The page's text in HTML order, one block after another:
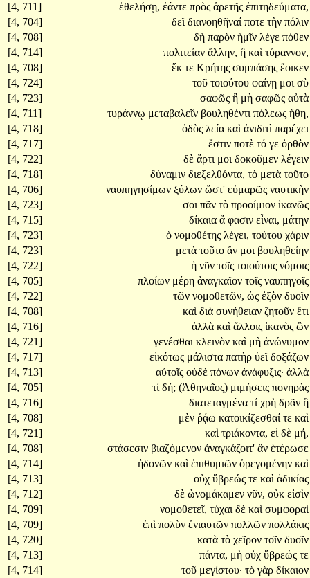
[4, 711]
ἐθελήσῃ, ἐάντε πρὸς ἀρετῆς ἐπιτηδεύματα,
[4, 704]
δεῖδιανοηθῆναί ποτε τὴν πόλιν
[4, 708]
δὴ παρὸν ἡμῖν λέγε πόθεν
[4, 714]
πολιτείαν ἄλλην, ἢ καὶ τύραννον,
[4, 708]
ἔκ τε Κρήτης συμπάσης ἔοικεν
[4, 724]
τοῦ τοιούτου φαίνῃ μοι σὺ
[4, 723]
σαφῶς ἢ μὴ σαφῶς αὐτὰ
[4, 711]
τυράννῳ μεταβαλεῖν βουληθέντι πόλεως ἤθη,
[4, 718]
ὁδὸς λεία καὶ ἀνιδιτὶ παρέχει
[4, 717]
ἔστιν ποτὲ τό γε ὀρθὸν
[4, 722]
δὲ ἄρτι μοι δοκοῦμεν λέγειν
[4, 718]
δύναμιν διεξελθόντα, τὸ μετὰ τοῦτο
[4, 706]
ναυπηγησίμων ξύλων ὥστ' εὐμαρῶς ναυτικὴν
[4, 723]
σοι πᾶν τὸ προοίμιον ἱκανῶς
[4, 715]
δίκαια ἅ φασιν εἶναι, μάτην
[4, 723]
ὁ νομοθέτης λέγει, τούτου χάριν
[4, 723]
μετὰ τοῦτο ἄν μοι βουληθείην
[4, 722]
ἡ νῦν τοῖς τοιούτοις νόμοις
[4, 705]
πλοίων μέρη ἀναγκαῖον τοῖς ναυπηγοῖς
[4, 722]
τῶν νομοθετῶν, ὡς ἐξὸν δυοῖν
[4, 708]
καὶ διὰ συνήθειαν ζητοῦν ἔτι
[4, 716]
ἀλλὰ καὶ ἄλλοις ἱκανὸς ὢν
[4, 721]
γενέσθαι κλεινὸν καὶ μὴ ἀνώνυμον
[4, 717]
εἰκότως μάλιστα πατὴρ ὑεῖδοξάζων
[4, 713]
αὐτοῖς οὐδὲ πόνων ἀνάφυξις· ἀλλὰ
[4, 705]
τί δή; (Ἀθηναῖος) μιμήσεις πονηρὰς
[4, 716]
διατεταγμένα τί χρὴ δρᾶν ἢ
[4, 708]
μὲν ῥᾴω κατοικίζεσθαί τε καὶ
[4, 721]
καὶ τριάκοντα, εἰ δὲ μή,
[4, 708]
στάσεσιν βιαζόμενον ἀναγκάζοιτ' ἂν ἑτέρωσε
[4, 714]
ἡδονῶν καὶ ἐπιθυμιῶν ὀρεγομένην καὶ
[4, 713]
οὐχ ὕβρεώς τε καὶ ἀδικίας
[4, 712]
δὲ ὠνομάκαμεν νῦν, οὐκ εἰσὶν
[4, 709]
νομοθετεῖ, τύχαι δὲ καὶ συμφοραὶ
[4, 709]
ἐπὶ πολὺν ἐνιαυτῶν πολλῶν πολλάκις
[4, 720]
κατὰ τὸ χεῖρον τοῖν δυοῖν
[4, 713]
πάντα, μὴ οὐχ ὕβρεώς τε
[4, 714]
τοῦ μεγίστου· τὸ γὰρ δίκαιον